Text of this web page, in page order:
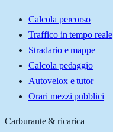
Calcola percorso
Traffico in tempo reale
Stradario e mappe
Calcola pedaggio
Autovelox e tutor
Orari mezzi pubblici
Carburante & ricarica